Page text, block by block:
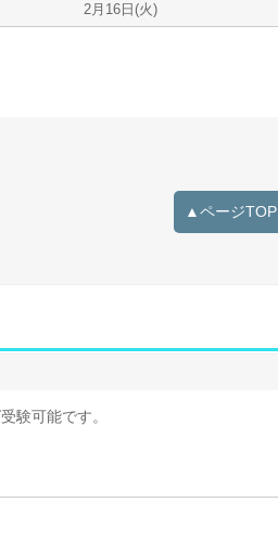
2月16日(火)
▲ページTOP
験可能です。